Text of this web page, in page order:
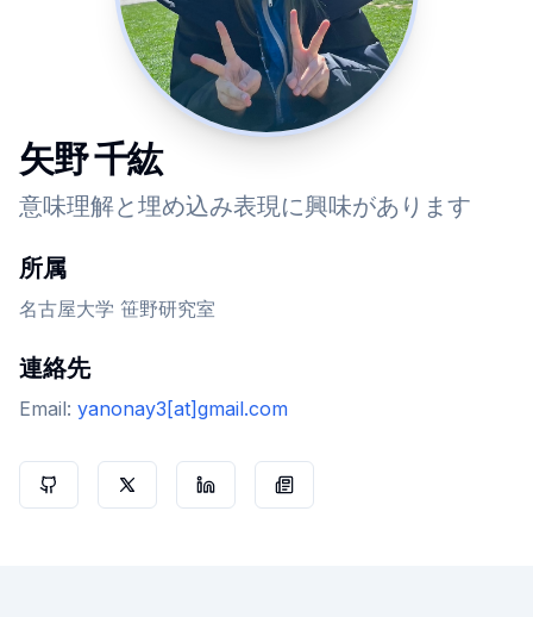
矢野 千紘
意味理解と埋め込み表現に興味があります
所属
名古屋大学 笹野研究室
連絡先
Email: yanonay3[at]gmail.com